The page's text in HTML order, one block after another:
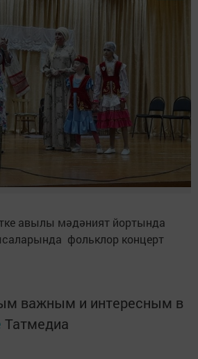
авылы мәдәният йортында
фольклор концерт
важным и интересным в
Татмедиа